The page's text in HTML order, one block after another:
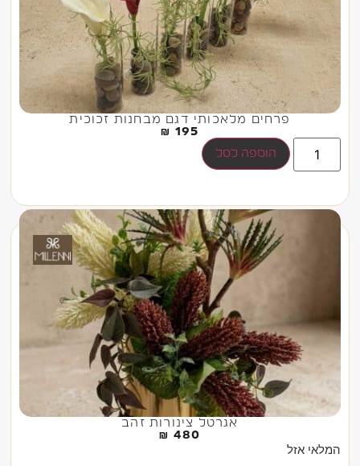
פרחים מלאכותי דגם מבחנות זכוכית
195
₪
הוספה לסל
אגרטל צינורות זהב
480
₪
המלאי אזל